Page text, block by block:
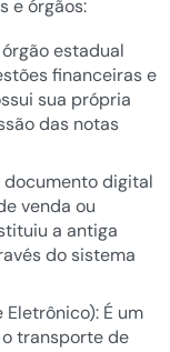
e órgãos:
órgão estadual
financeiras e
sua própria
das notas
documento digital
venda ou
a antiga
do sistema
É um
transporte de